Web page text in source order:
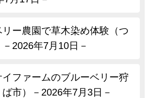
リー農園で草木染め体験（つ
－2026年7月10日－
イファームのブルーベリー狩
ば市）－2026年7月3日－